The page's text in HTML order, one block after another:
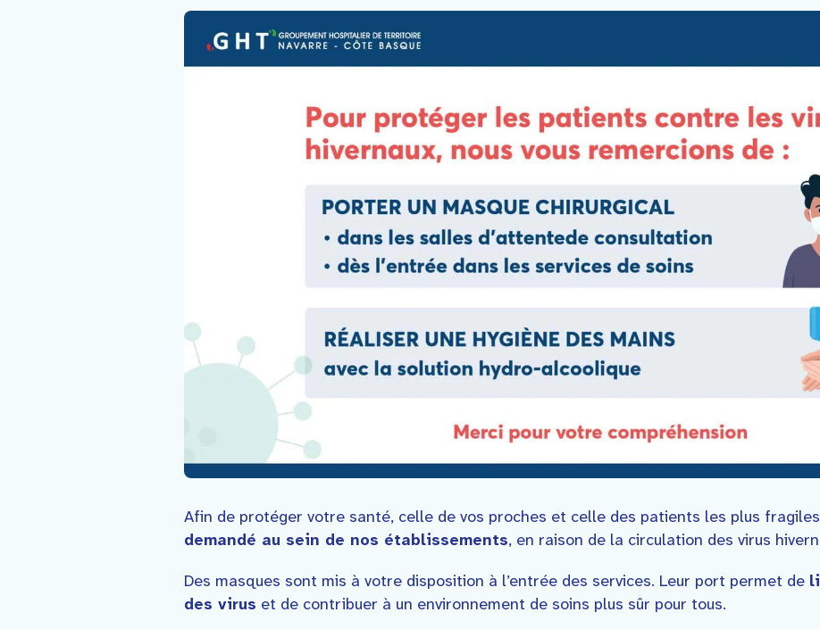
Afin de protéger votre santé, celle de vos proches et celle des patients les plus
demandé au sein de nos établissements, en raison de la circulation des virus
Des masques sont mis à votre disposition à l’entrée des services. Leur port permet de
des virus et de contribuer à un environnement de soins plus sûr pour tous.